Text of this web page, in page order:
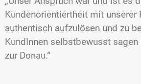
Kundenorientiertheit mit unserer
authentisch aufzulösen und zu
KundInnen selbstbewusst sagen
zur Donau.“